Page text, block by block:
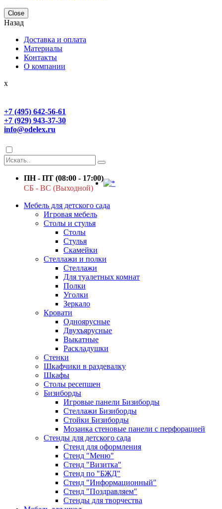
Close
Назад
Доставка и оплата
Материалы
Контакты
О компании
x
+7 (495) 642-56-61
+7 (929) 943-37-30
info@odelex.ru
ПН - ПТ (08:00 - 17:00)
СБ - ВС (Выходной)
Мебель для детского сада
Игровая мебель
Столы и стулья
Столы
Стулья
Скамейки
Стеллажи и полки
Стеллажи
Для туалетных комнат
Полки
Уголки
Зеркало
Кровати
Одноярусные
Двухъярусные
Выкатные
Раскладушки
Стенки
Шкафчики в раздевалку
Шкафы
Столы ресепшен
Бизиборды
Игровые панели Бизиборды
Стеллажи Бизиборды
Стойки Бизиборды
Мозаика стеновые панели с перфорацией
Стенды для детского сада
Стенд для оформления
Стенд "Меню"
Стенд "Визитка"
Стенд по "БЖД"
Стенд "Информационный"
Стенд "Поздравляем"
Стенды для творчества